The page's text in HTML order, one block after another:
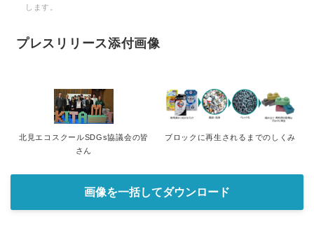
します。
プレスリリース添付画像
北見エコスクールSDGs協議会の皆
さん
ブロックに再生されるまでのしくみ
画像を一括してダウンロード